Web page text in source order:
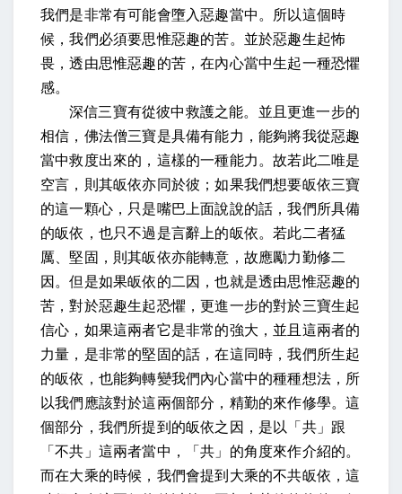
我們是非常有可能會墮入惡趣當中。所以這個時
候，我們必須要思惟惡趣的苦。 並於惡趣生起怖
畏 ，透由思惟惡趣的苦，在內心當中生起一種恐懼
感。
深信三寶有從彼中救護之能。並且更進一步的
相信，佛法僧三寶是具備有能力，能夠將我從惡趣
當中救度出來的，這樣的一種能力。故若此二唯是
空言，則其皈依亦同於彼 ；如果我們想要皈依三寶
的這一顆心，只是嘴巴上面說說的話，我們所具備
的皈依，也只不過是言辭上的皈依。 若此二者猛
厲、堅固，則其皈依亦能轉意，故應勵力勤修二
因 。但是如果皈依的二因，也就是透由思惟惡趣的
苦，對於惡趣生起恐懼，更進一步的對於三寶生起
信心，如果這兩者它是非常的強大，並且這兩者的
力量，是非常的堅固的話，在這同時，我們所生起
的皈依，也能夠轉變我們內心當中的種種想法，所
以我們應該對於這兩個部分，精勤的來作修學。這
個部分，我們所提到的皈依之因，是以「共」跟
「不共」這兩者當中，「共」的角度來作介紹的。
而在大乘的時候，我們會提到大乘的不共皈依，這